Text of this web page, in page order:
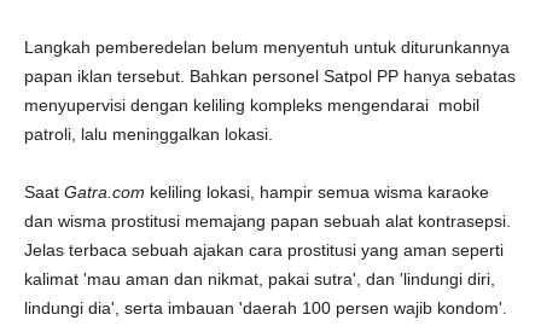
Langkah pemberedelan belum menyentuh untuk diturunkannya
papan iklan tersebut. Bahkan personel Satpol PP hanya sebatas
menyupervisi dengan keliling kompleks mengendarai mobil
patroli, lalu meninggalkan lokasi.
Saat Gatra.com keliling lokasi, hampir semua wisma karaoke
dan wisma prostitusi memajang papan sebuah alat kontrasepsi.
Jelas terbaca sebuah ajakan cara prostitusi yang aman seperti
kalimat 'mau aman dan nikmat, pakai sutra', dan 'lindungi diri,
lindungi dia', serta imbauan 'daerah 100 persen wajib kondom'.